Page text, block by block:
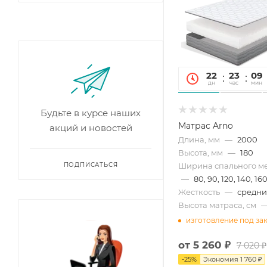
22
дн
23
час
09
мин
Матрас Arno
Длина, мм — 2000
Высота, мм — 180
Ширина спального
— 80, 90, 120, 140,
Жесткость —
Высота матраса, см
изготовление под
от 5 260 ₽ 7 020 ₽
-25% Экономия 1 760 ₽
Будьте в курсе наших
акций и новостей
ПОДПИСАТЬСЯ